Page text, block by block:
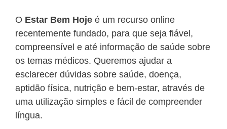
O Estar Bem Hoje é um recurso online
recentemente fundado, para que seja fiável,
compreensível e até informação de saúde sobre
os temas médicos. Queremos ajudar a
esclarecer dúvidas sobre saúde, doença,
aptidão física, nutrição e bem-estar, através de
uma utilização simples e fácil de compreender
língua.